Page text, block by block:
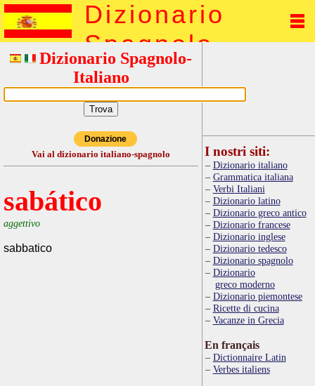
Dizionario
Spagnolo
Dizionario Spagnolo-
Italiano
Donazione
Vai al dizionario italiano-spagnolo
sabático
aggettivo
sabbatico
I nostri siti:
Dizionario italiano
Grammatica italiana
Verbi Italiani
Dizionario latino
Dizionario greco antico
Dizionario francese
Dizionario inglese
Dizionario tedesco
Dizionario spagnolo
Dizionario
greco moderno
Dizionario piemontese
Ricette di cucina
Vacanze in Grecia
En français
Dictionnaire Latin
Verbes italiens